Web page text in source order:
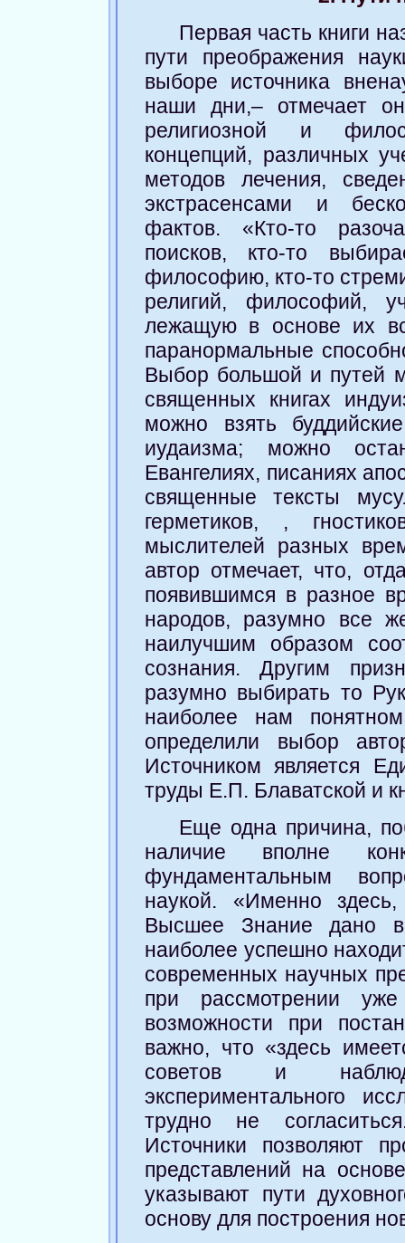
Первая часть книги
пути преображения
выборе источника
наши дни,– отмечает
религиозной и
концепций, различных
методов лечения,
экстрасенсами и
фактов. «Кто-то
поисков, кто-то
философию, кто-то
религий, философий,
лежащую в основе их
паранормальные
Выбор большой и путей
священных книгах
можно взять
иудаизма; можно
Евангелиях, писаниях
священные тексты
герметиков, ,
мыслителей разных
автор отмечает, что,
появившимся в разное
народов, разумно все
наилучшим образом
сознания. Другим
разумно выбирать то
наиболее нам
определили выбор
Источником является
труды Е.П. Блаватской и
Еще одна причина,
наличие вполне
фундаментальным
наукой. «Именно
Высшее Знание дано в
наиболее успешно
современных научных
при рассмотрении
возможности при
важно, что «здесь
советов и
экспериментального
трудно не
Источники позволяют
представлений на
указывают пути
основу для построения